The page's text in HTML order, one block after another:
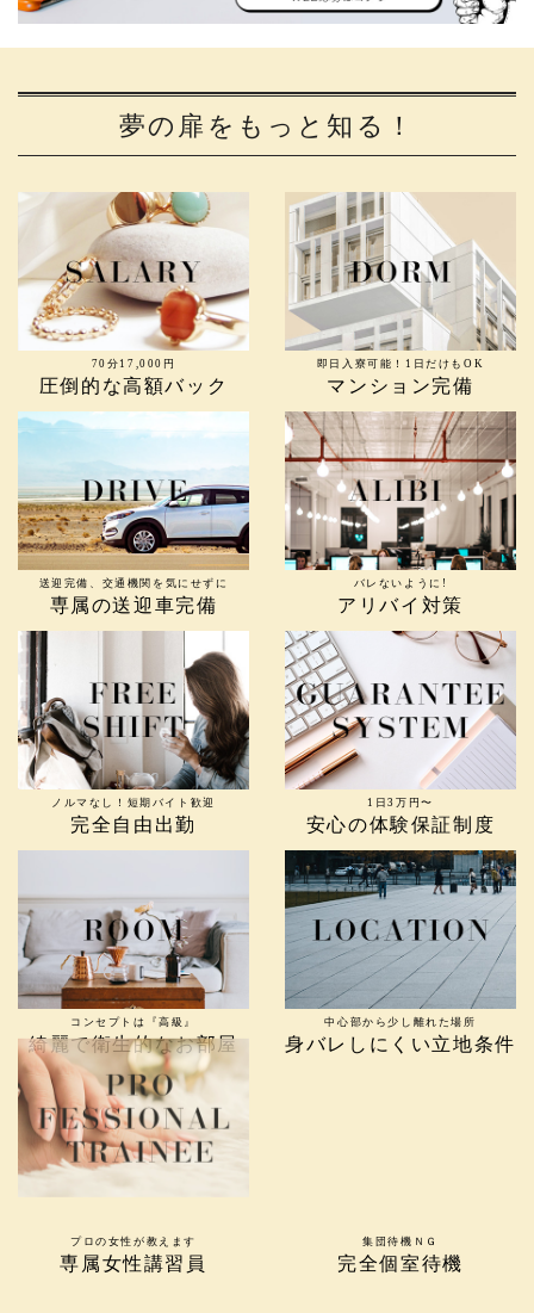
夢の扉をもっと知る！
70分17,000円
圧倒的な高額バック
即日入寮可能！1日だけもOK
マンション完備
送迎完備、交通機関を気にせずに
専属の送迎車完備
バレないように!
アリバイ対策
ノルマなし！短期バイト歓迎
完全自由出勤
1日3万円〜
安心の体験保証制度
コンセプトは『高級』
綺麗で衛生的なお部屋
中心部から少し離れた場所
身バレしにくい立地条件
プロの女性が教えます
専属女性講習員
集団待機ＮＧ
完全個室待機